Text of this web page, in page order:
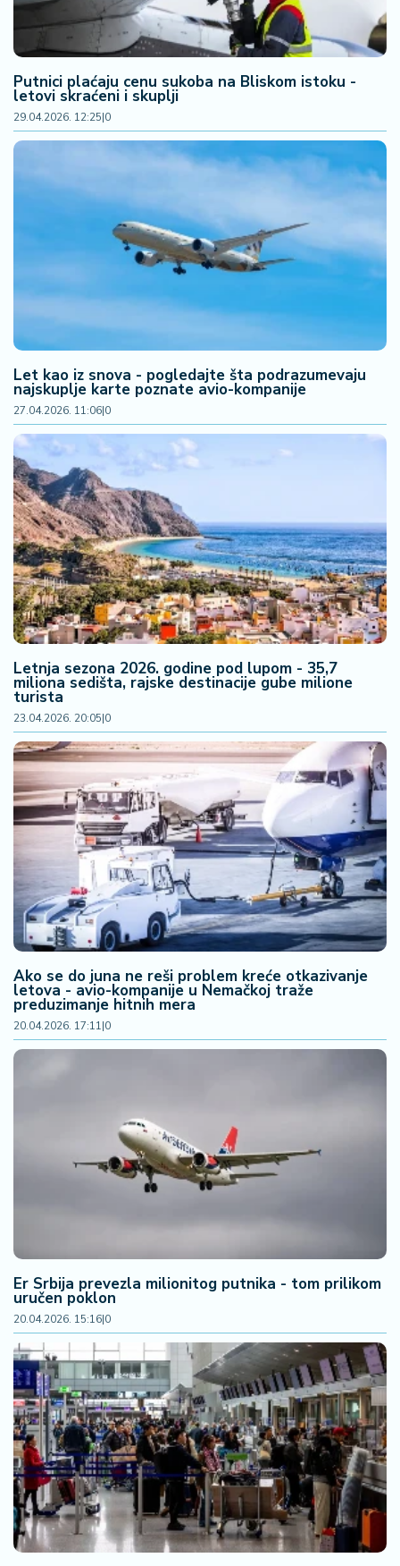
Putnici plaćaju cenu sukoba na Bliskom istoku -
letovi skraćeni i skuplji
29.04.2026. 12:25|0
Let kao iz snova - pogledajte šta podrazumevaju
najskuplje karte poznate avio-kompanije
27.04.2026. 11:06|0
Letnja sezona 2026. godine pod lupom - 35,7
miliona sedišta, rajske destinacije gube milione
turista
23.04.2026. 20:05|0
Ako se do juna ne reši problem kreće otkazivanje
letova - avio-kompanije u Nemačkoj traže
preduzimanje hitnih mera
20.04.2026. 17:11|0
Er Srbija prevezla milionitog putnika - tom prilikom
uručen poklon
20.04.2026. 15:16|0